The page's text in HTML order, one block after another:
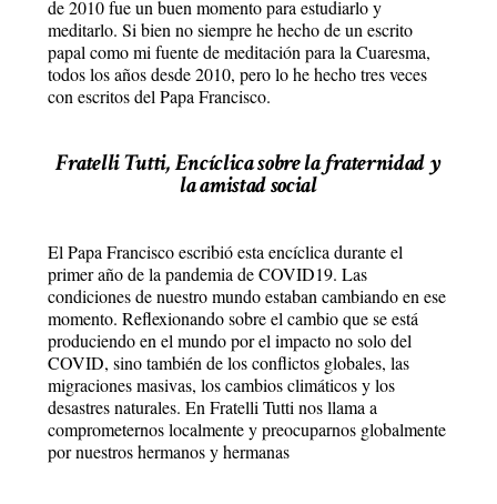
de 2010 fue un buen momento para estudiarlo y
meditarlo. Si bien no siempre he hecho de un escrito
papal como mi fuente de meditación para la Cuaresma,
todos los años desde 2010, pero lo he hecho tres veces
con escritos del Papa Francisco.
Fratelli Tutti, Encíclica sobre la fraternidad y
la amistad social
El Papa Francisco escribió esta encíclica durante el
primer año de la pandemia de COVID19. Las
condiciones de nuestro mundo estaban cambiando en ese
momento. Reflexionando sobre el cambio que se está
produciendo en el mundo por el impacto no solo del
COVID, sino también de los conflictos globales, las
migraciones masivas, los cambios climáticos y los
desastres naturales. En Fratelli Tutti nos llama a
comprometernos localmente y preocuparnos globalmente
por nuestros hermanos y hermanas